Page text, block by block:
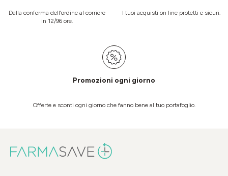
Dalla conferma dell’ordine al corriere
in 12/96 ore.
I tuoi acquisti on line protetti e sicuri.
Promozioni ogni giorno
Offerte e sconti ogni giorno che fanno bene al tuo portafoglio.